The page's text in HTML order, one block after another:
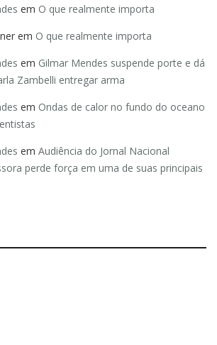
em O que realmente importa
em O que realmente importa
em Gilmar Mendes suspende porte e dá
Zambelli entregar arma
em Ondas de calor no fundo do oceano
em Audiência do Jornal Nacional
perde força em uma de suas principais